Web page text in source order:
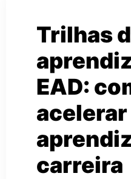
Trilhas
EAD:
acelerar
carreira